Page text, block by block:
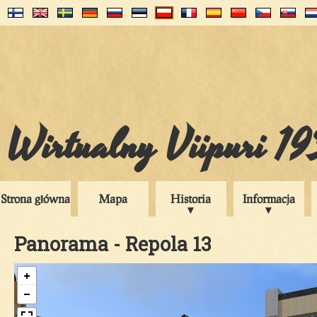
Wirtualny Viipuri
Strona główna Mapa Historia Informacja
Panorama - Repola 13